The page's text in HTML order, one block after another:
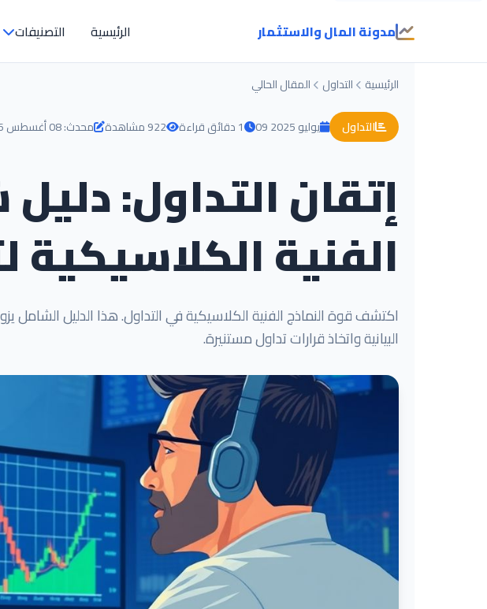
مدونة المال والاستثمار الرئيسية التصنيفات
الرئيسية التداول المقال الحالي
التداول 09 يوليو 2025 1 دقائق قراءة 922 مشاهدة محدث: 08 أغسطس 2026
إتقان التداول:
الفنية الكلاسيكية
اكتشف قوة النماذج الفنية الكلاسيكية في التداول. هذا الدليل الشامل
البيانية واتخاذ قرارات تداول مستنيرة.